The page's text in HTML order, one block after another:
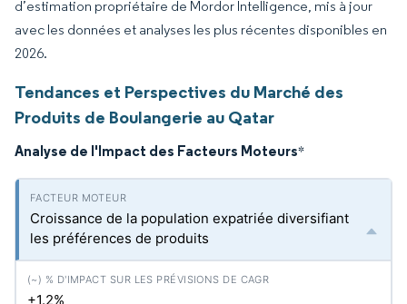
d’estimation propriétaire de Mordor Intelligence, mis à jour
avec les données et analyses les plus récentes disponibles en
2026.
Tendances et Perspectives du Marché des
Produits de Boulangerie au Qatar
Analyse de l'Impact des Facteurs Moteurs*
Croissance de la population expatriée diversifiant
les préférences de produits
+1.2%